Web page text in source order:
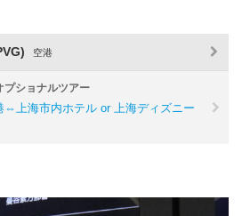
空港
プショナルツアー
⇔上海市内ホテル or 上海ディズニー